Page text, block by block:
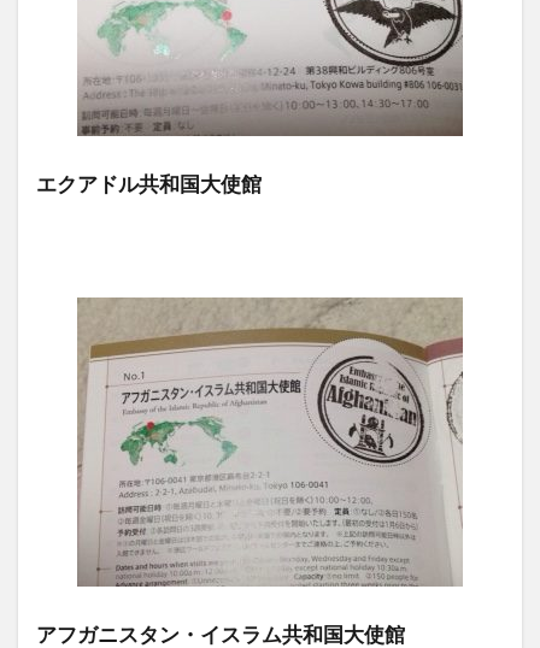
エクアドル共和国大使館
アフガニスタン・イスラム共和国大使館